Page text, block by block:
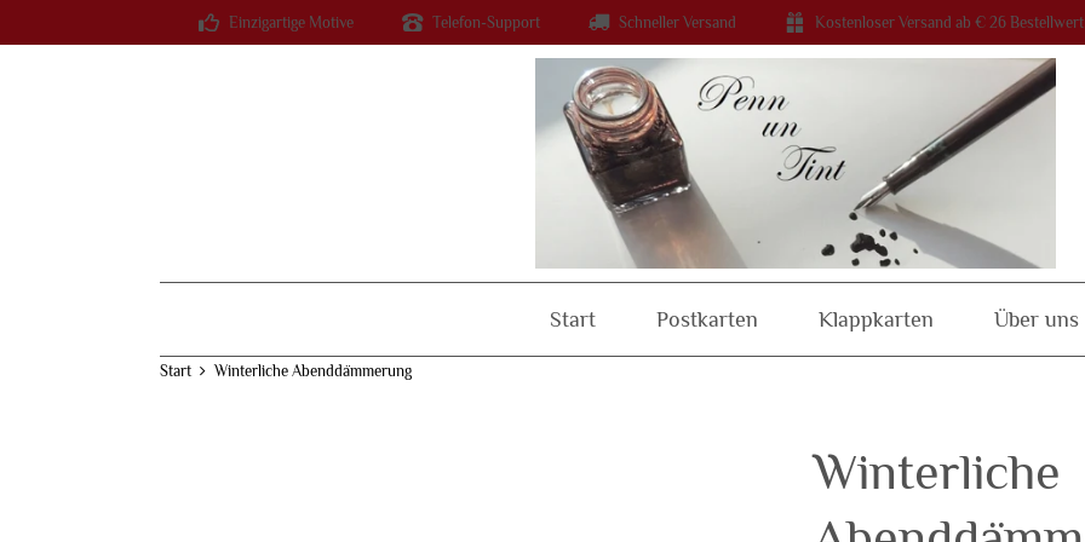
Einzigartige Motive Telefon-Support Schneller Versand Kostenloser Versand ab € 26 Bestellwert
Start Postkarten Klappkarten Über uns
Start Winterliche Abenddämmerung
Winterliche